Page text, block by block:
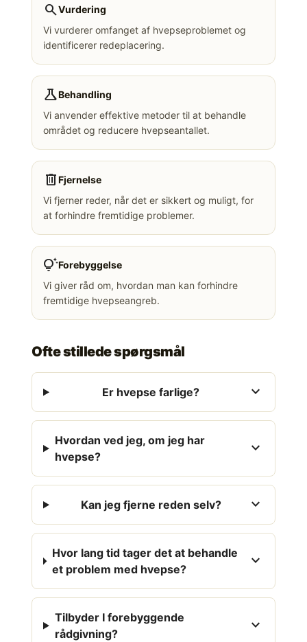
searchVurdering
Vi vurderer omfanget af hvepseproblemet og
identificerer redeplacering.
scienceBehandling
Vi anvender effektive metoder til at behandle
området og reducere hvepseantallet.
deleteFjernelse
Vi fjerner reder, når det er sikkert og muligt, for
at forhindre fremtidige problemer.
tips_and_updatesForebyggelse
Vi giver råd om, hvordan man kan forhindre
fremtidige hvepseangreb.
Ofte stillede spørgsmål
Er hvepse farlige? expand_more
Hvordan ved jeg, om jeg har
hvepse?
expand_more
Kan jeg fjerne reden selv? expand_more
Hvor lang tid tager det at behandle
et problem med hvepse?
expand_more
Tilbyder I forebyggende
rådgivning?
expand_more